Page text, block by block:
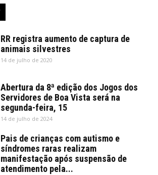
RR registra aumento de captura de
animais silvestres
14 de julho de 2020
Abertura da 8ª edição dos Jogos dos
Servidores de Boa Vista será na
segunda-feira, 15
14 de julho de 2024
Pais de crianças com autismo e
síndromes raras realizam
manifestação após suspensão de
atendimento pela...